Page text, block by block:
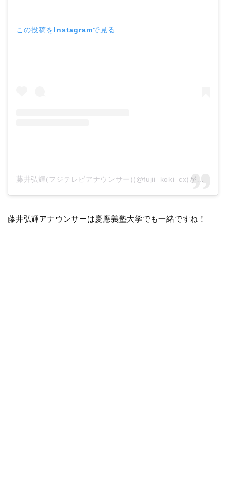
この投稿をInstagramで見る
藤井弘輝アナウンサーは慶應義塾大学でも一緒ですね！